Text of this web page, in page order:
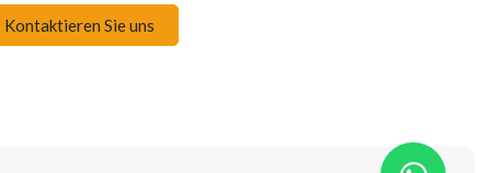
Kontaktieren Sie uns